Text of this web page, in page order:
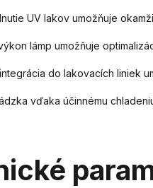
UV lakov umožňuje
lámp umožňuje
do lakovacích liniek
vďaka účinnému